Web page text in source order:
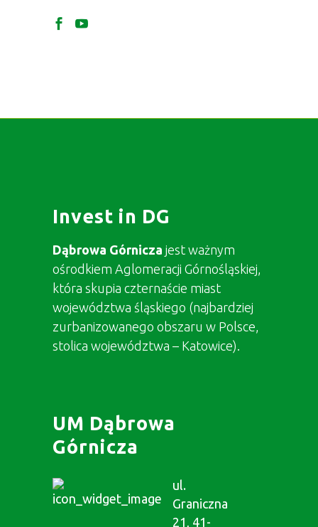
Invest in DG
Dąbrowa Górnicza jest ważnym
ośrodkiem Aglomeracji Górnośląskiej,
która skupia czternaście miast
województwa śląskiego (najbardziej
zurbanizowanego obszaru w Polsce,
stolica województwa – Katowice).
UM Dąbrowa
Górnicza
ul.
Graniczna
21, 41-